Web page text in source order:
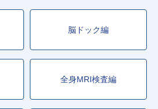
脳ドック編
全身MRI検査編